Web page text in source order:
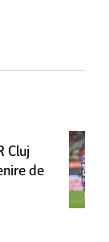
Cluj
de